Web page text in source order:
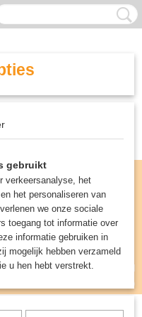
UW WINKELWAGEN
(0)
gebruikt
verkeersanalyse, het
het personaliseren van
we onze sociale
toegang tot informatie over
informatie gebruiken in
mogelijk hebben verzameld
u hen hebt verstrekt.